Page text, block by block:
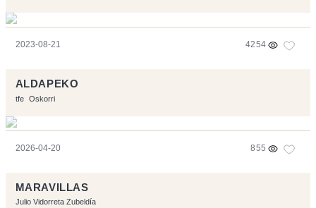
2023-08-21 4254
ALDAPEKO
tfe Oskorri
2026-04-20 855
MARAVILLAS
Julio Vidorreta Zubeldía